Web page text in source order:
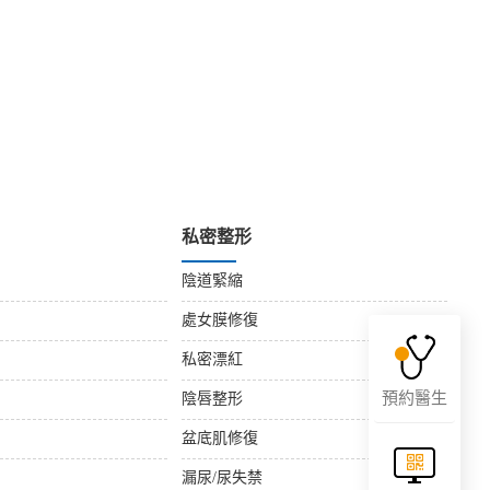
私密整形
陰道緊縮
處女膜修復
私密漂紅
陰唇整形
盆底肌修復
漏尿/尿失禁
預約醫生